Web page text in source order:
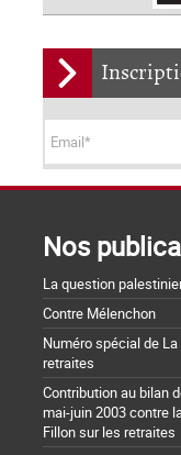
Nos
La question
Contre Mélenchon
Numéro spécial de
retraites
Contribution au bilan
mai-juin 2003 contre
Fillon sur les retraites